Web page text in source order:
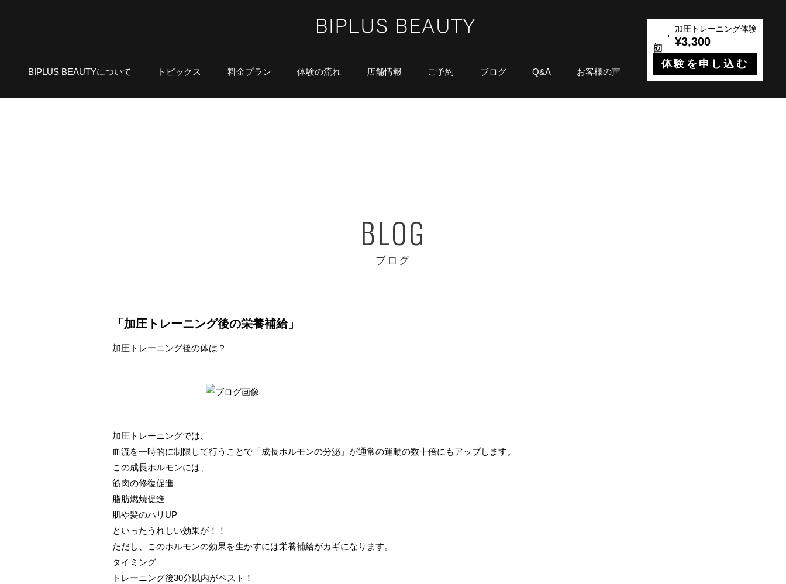
BIPLUS BEAUTYについて トピックス 料金プラン 体験の流れ 店舗情報 ご予約 ブログ Q&A お客様の声
加圧トレーニング体験
¥3,300
体験を申し込む
ブログ
「加圧トレーニング後の栄養補給」
加圧トレーニング後の体は？
加圧トレーニングでは、
血流を一時的に制限して行うことで「成長ホルモンの分泌」が通常の運動の数十倍にもアップします。
この成長ホルモンには、
筋肉の修復促進
脂肪燃焼促進
肌や髪のハリUP
といったうれしい効果が！！
ただし、このホルモンの効果を生かすには栄養補給がカギになります。
タイミング
トレーニング後30分以内がベスト！